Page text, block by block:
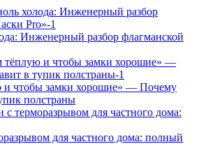
Инженерный разбор флагманской
и чтобы замки хорошие» — Почему
полстраны
для частного дома: полный